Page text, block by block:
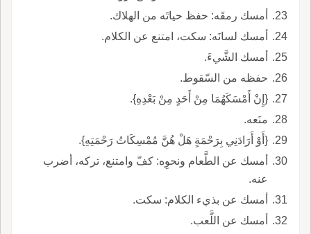
أمسك رمقَه: حفظ حياتَه من الهلاك.
أمسك لسانَه: سكت، امتنع عن الكلام.
أمسك الشَّيءَ.
حفظه من السّقوط.
{إِنْ أَمْسَكَهُمَا مِنْ أَحَدٍ مِنْ بَعْدِهِ}.
منَعه.
{أَوْ أَرَادَنِي بِرَحْمَةٍ هَلْ هُنَّ مُمْسِكَاتُ رَحْمَتِهِ}.
أمسك عن الطَّعام ونحوِه: كفّ وامتنع، تركه، أضرب
عنه.
أمسك عن بذيء الكلام: سكت.
أمسك عن اللَّعب.